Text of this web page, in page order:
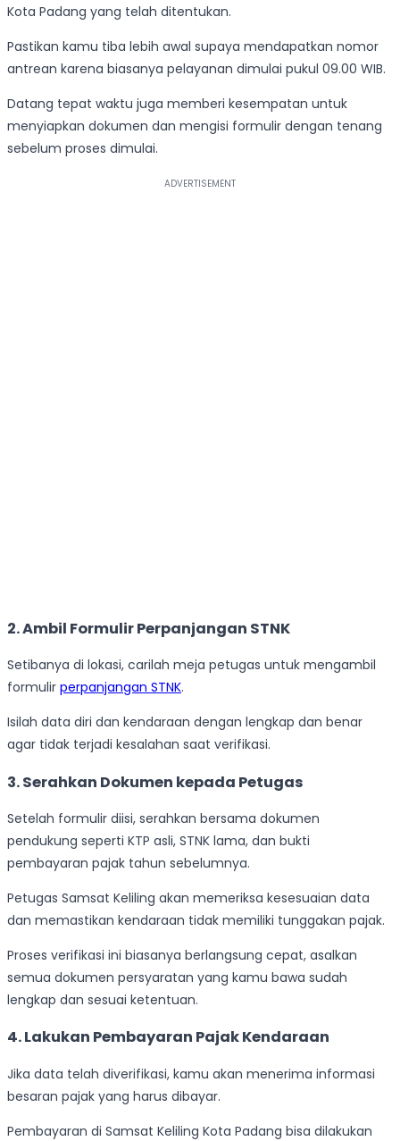
Kota Padang yang telah ditentukan.
Pastikan kamu tiba lebih awal supaya mendapatkan nomor
antrean karena biasanya pelayanan dimulai pukul 09.00 WIB.
Datang tepat waktu juga memberi kesempatan untuk
menyiapkan dokumen dan mengisi formulir dengan tenang
sebelum proses dimulai.
2.Ambil Formulir Perpanjangan STNK
Setibanya di lokasi, carilah meja petugas untuk mengambil
formulir perpanjangan STNK.
Isilah data diri dan kendaraan dengan lengkap dan benar
agar tidak terjadi kesalahan saat verifikasi.
3.Serahkan Dokumen kepada Petugas
Setelah formulir diisi, serahkan bersama dokumen
pendukung seperti KTP asli, STNK lama, dan bukti
pembayaran pajak tahun sebelumnya.
Petugas Samsat Keliling akan memeriksa kesesuaian data
dan memastikan kendaraan tidak memiliki tunggakan pajak.
Proses verifikasi ini biasanya berlangsung cepat, asalkan
semua dokumen persyaratan yang kamu bawa sudah
lengkap dan sesuai ketentuan.
4.Lakukan Pembayaran Pajak Kendaraan
Jika data telah diverifikasi, kamu akan menerima informasi
besaran pajak yang harus dibayar.
Pembayaran di Samsat Keliling Kota Padang bisa dilakukan